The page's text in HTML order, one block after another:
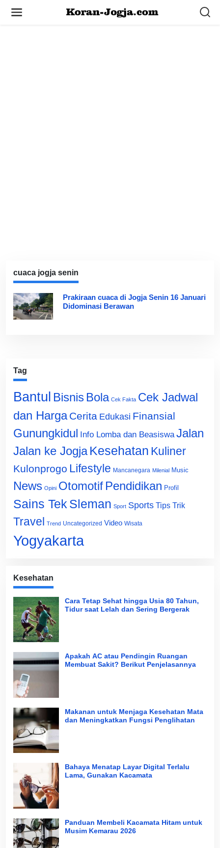
cuaca jogja senin
Prakiraan cuaca di Jogja Senin 16 Januari
Didominasi Berawan
Tag
Bantul Bisnis Bola Cek Fakta Cek Jadwal
dan Harga Cerita Edukasi Finansial
Gunungkidul Info Lomba dan Beasiswa Jalan
Jalan ke Jogja Kesehatan Kuliner
Kulonprogo Lifestyle Mancanegara Milenial Music
News Opini Otomotif Pendidikan Profil
Sains Tek Sleman Sport Sports Tips Trik
Travel Trend Uncategorized Video Wisata
Yogyakarta
Kesehatan
Cara Tetap Sehat hingga Usia 80 Tahun,
Tidur saat Lelah dan Sering Bergerak
Apakah AC atau Pendingin Ruangan
Membuat Sakit? Berikut Penjelasannya
Makanan untuk Menjaga Kesehatan Mata
dan Meningkatkan Fungsi Penglihatan
Bahaya Menatap Layar Digital Terlalu
Lama, Gunakan Kacamata
Panduan Membeli Kacamata Hitam untuk
Musim Kemarau 2026